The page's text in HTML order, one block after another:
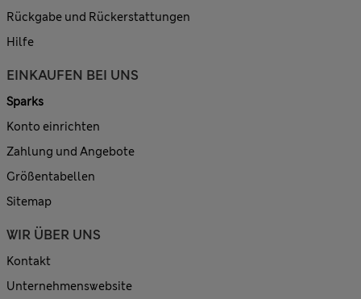
Rückgabe und Rückerstattungen
Hilfe
EINKAUFEN BEI UNS
Sparks
Konto einrichten
Zahlung und Angebote
Größentabellen
Sitemap
WIR ÜBER UNS
Kontakt
Unternehmenswebsite